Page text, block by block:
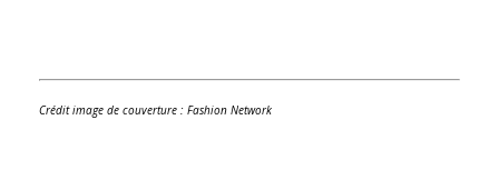
Crédit image de couverture : Fashion Network